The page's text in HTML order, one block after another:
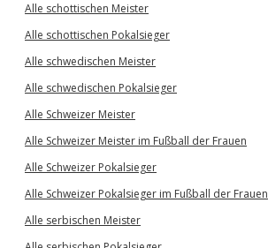
Alle schottischen Meister
Alle schottischen Pokalsieger
Alle schwedischen Meister
Alle schwedischen Pokalsieger
Alle Schweizer Meister
Alle Schweizer Meister im Fußball der Frauen
Alle Schweizer Pokalsieger
Alle Schweizer Pokalsieger im Fußball der Frauen
Alle serbischen Meister